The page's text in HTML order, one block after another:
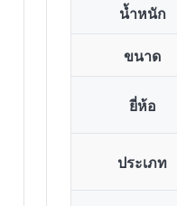
น้ำหนัก
ขนาด
ยี่ห้อ
ประเภท